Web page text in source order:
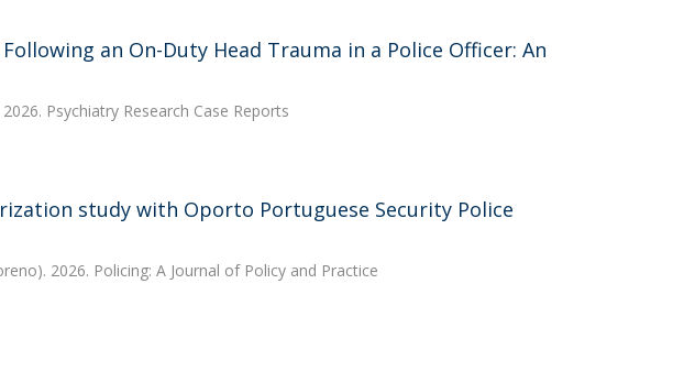
an On-Duty Head Trauma in a Police Officer: An
Psychiatry Research Case Reports
study with Oporto Portuguese Security Police
2026. Policing: A Journal of Policy and Practice